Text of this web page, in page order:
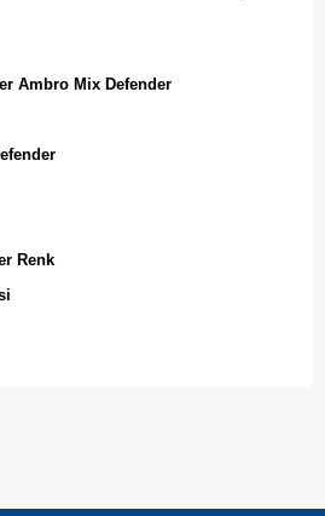
Ambro Mix Defender
Renk